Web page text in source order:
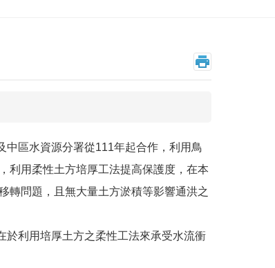
區水資源分署從111年起合作，利用鳥
利用柔性土方培厚工法提高保護度，在本
轉問題，且無大量土方淤積等影響通洪之
利用培厚土方之柔性工法來承受水流衝